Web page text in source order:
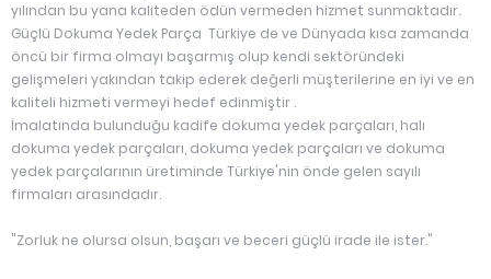
yılından bu yana kaliteden ödün vermeden hizmet sunmaktadır.
Güçlü Dokuma Yedek Parça Türkiye de ve Dünyada kısa zamanda
öncü bir firma olmayı başarmış olup kendi sektöründeki
gelişmeleri yakından takip ederek değerli müşterilerine en iyi ve en
kaliteli hizmeti vermeyi hedef edinmiştir .
İmalatında bulunduğu kadife dokuma yedek parçaları, halı
dokuma yedek parçaları, dokuma yedek parçaları ve dokuma
yedek parçalarının üretiminde Türkiye'nin önde gelen sayılı
firmaları arasındadır.
"Zorluk ne olursa olsun, başarı ve beceri güçlü irade ile ister."